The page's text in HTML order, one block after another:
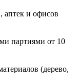
аптек и офисов
партиями от 10
(дерево,